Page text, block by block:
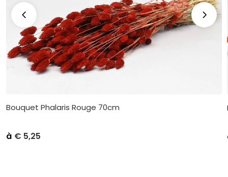
Bouquet Phalaris Rouge 70cm
à € 5,25